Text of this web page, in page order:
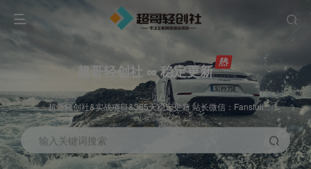
超哥轻创社 ∞ 稳定更新
超哥轻创社&实战项目&365天稳定更新 站长微信：Fansfuli
输入关键词搜索